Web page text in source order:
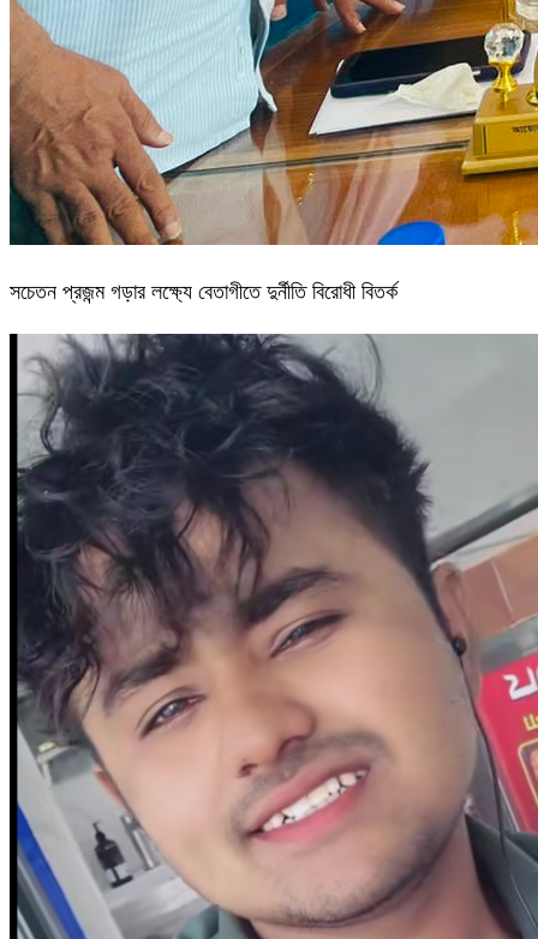
সচেতন প্রজন্ম গড়ার লক্ষ্যে বেতাগীতে দুর্নীতি বিরোধী বিতর্ক